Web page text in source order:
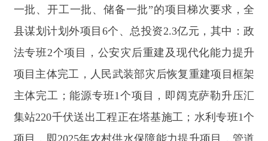
施工；住建专班2个项目，地震灾后老城区佳朗奇
供暖设施及管网建设、老旧小区改造项目均已完成
总体来看，各重点项目工作专班能够紧扣重点
项目建设任务，科学统筹专班所属项目建设，细化